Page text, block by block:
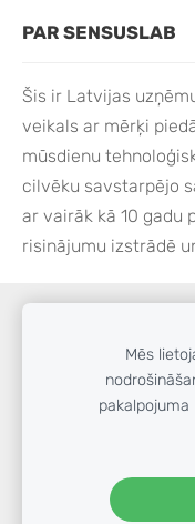
PAR SENSUSLAB
Šis ir Latvijas
veikals ar mērķi
mūsdienu
cilvēku savstarpējo
ar vairāk kā 10 gadu
risinājumu izstrādē
Visas
SensusLab SIA,
Liliju iela
Mēs
pakalpojuma